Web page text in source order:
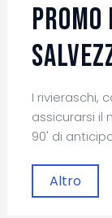
I rivieraschi,
assicurarsi
90' di
Altro